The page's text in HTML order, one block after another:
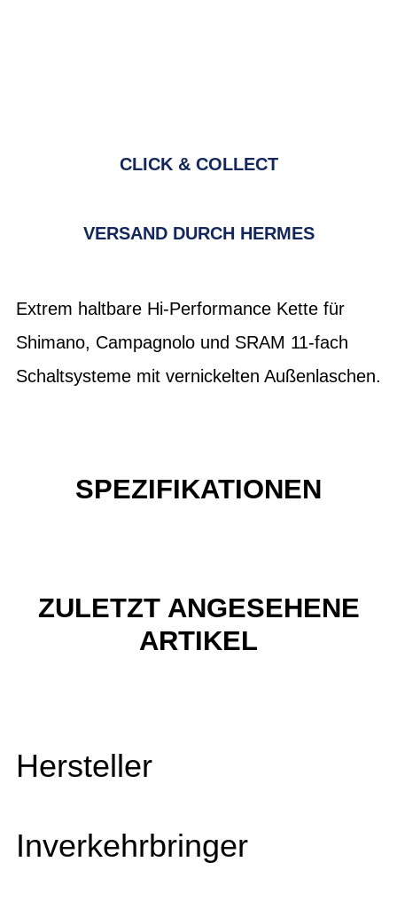
CLICK & COLLECT
VERSAND DURCH HERMES
Extrem haltbare Hi-Performance Kette für
Shimano, Campagnolo und SRAM 11-fach
Schaltsysteme mit vernickelten Außenlaschen.
SPEZIFIKATIONEN
ZULETZT ANGESEHENE
ARTIKEL
Hersteller
Inverkehrbringer